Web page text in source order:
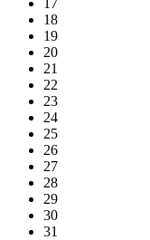
18
19
20
21
22
23
24
25
26
27
28
29
30
31